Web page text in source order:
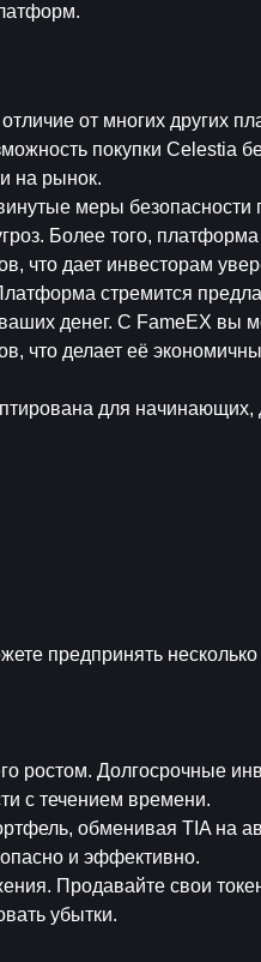
от многих других
покупки Celestia
на рынок.
меры безопасности
Более того,
что дает инвесторам
стремится
денег. С FameEX вы
что делает её
для начинающих,
предпринять
ростом. Долгосрочные
с течением времени.
обменивая TIA на
и эффективно.
Продавайте свои
убытки.